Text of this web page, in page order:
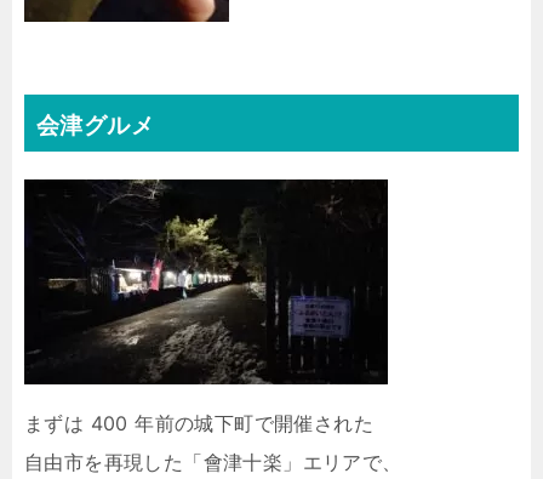
会津グルメ
まずは 400 年前の城下町で開催された
自由市を再現した「會津十楽」エリアで、